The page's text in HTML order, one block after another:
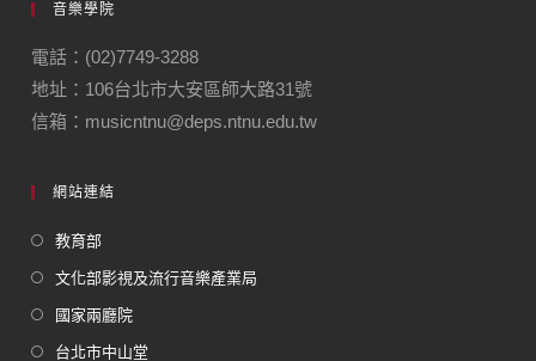
音樂學院
電話：(02)7749-3288
地址：106台北市大安區師大路31號
信箱：musicntnu@deps.ntnu.edu.tw
網站連結
教育部
文化部影視及流行音樂產業局
國家兩廳院
台北市中山堂